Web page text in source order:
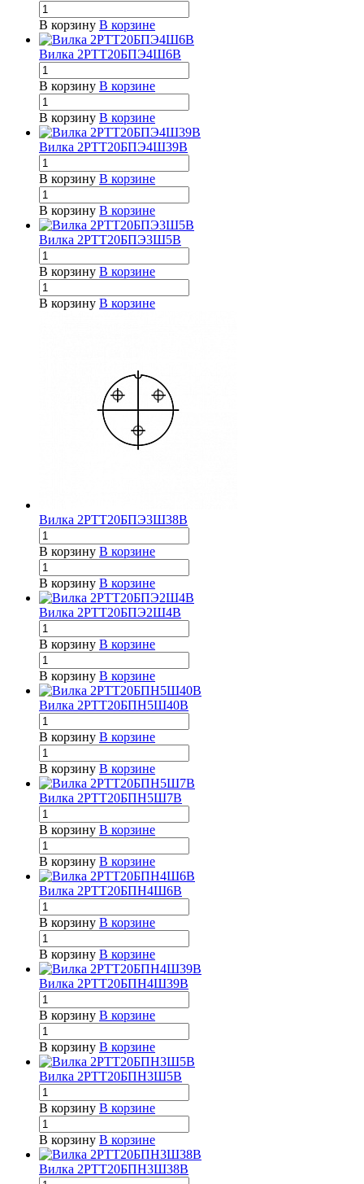
В корзину В корзине
Вилка 2РТТ20БПЭ4Ш6В
В корзину В корзине
В корзину В корзине
Вилка 2РТТ20БПЭ4Ш39В
В корзину В корзине
В корзину В корзине
Вилка 2РТТ20БПЭ3Ш5В
В корзину В корзине
В корзину В корзине
Вилка 2РТТ20БПЭ3Ш38В
В корзину В корзине
В корзину В корзине
Вилка 2РТТ20БПЭ2Ш4В
В корзину В корзине
В корзину В корзине
Вилка 2РТТ20БПН5Ш40В
В корзину В корзине
В корзину В корзине
Вилка 2РТТ20БПН5Ш7В
В корзину В корзине
В корзину В корзине
Вилка 2РТТ20БПН4Ш6В
В корзину В корзине
В корзину В корзине
Вилка 2РТТ20БПН4Ш39В
В корзину В корзине
В корзину В корзине
Вилка 2РТТ20БПН3Ш5В
В корзину В корзине
В корзину В корзине
Вилка 2РТТ20БПН3Ш38В